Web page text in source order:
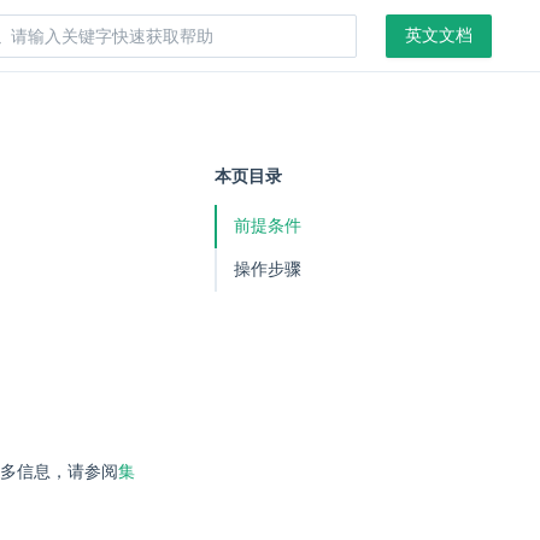
英文文档
信息，请参阅集
本页目录
前提条件
操作步骤